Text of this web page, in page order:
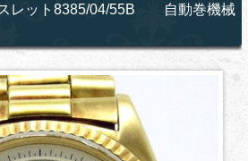
スレット8385/04/55B 自動巻機械